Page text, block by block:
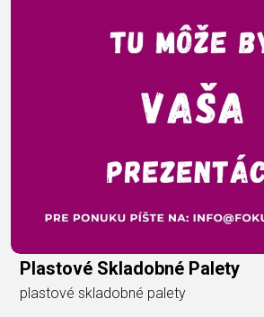
Plastové Skladobné Palety
plastové skladobné palety